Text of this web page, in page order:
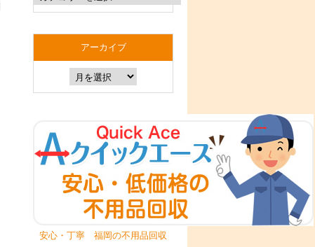
アーカイブ
安心・丁寧 福岡の不用品回収